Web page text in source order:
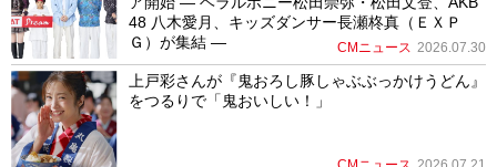
48 八木愛月、キッズダンサー長瀬柊真（ＥＸＰ
Ｇ）が集結 ―
CMニュース 2026.07.30
上戸彩さんが『鬼おろし豚しゃぶぶっかけうどん』
をつるりで「鬼おいしい！」